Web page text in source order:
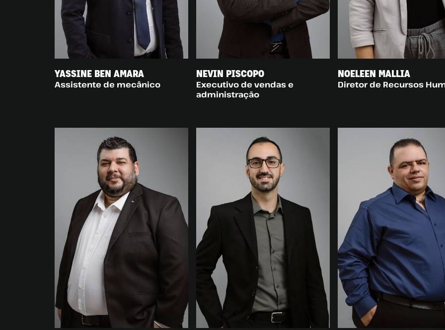
YASSINE BEN AMARA
Assistente de mecânico
NEVIN PISCOPO
Executivo de vendas e
administração
NOELEEN MALLIA
Diretor de Recursos